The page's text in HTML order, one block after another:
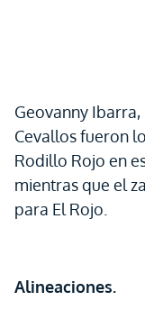
Geovanny
Cevallos fueron
Rodillo Rojo en
mientras que el
para El Rojo.
Alineaciones.